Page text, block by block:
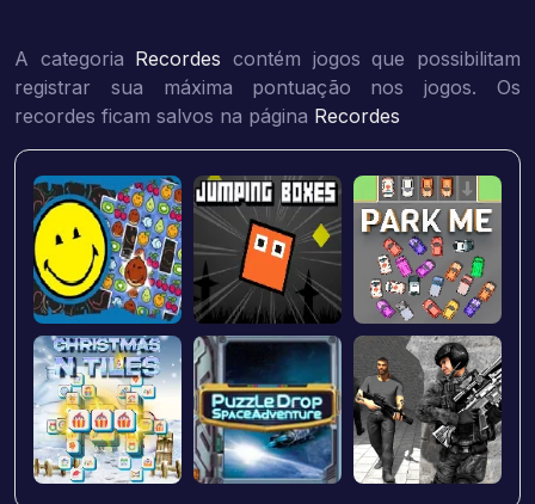
A categoria Recordes contém jogos que possibilitam
registrar sua máxima pontuação nos jogos. Os
recordes ficam salvos na página Recordes